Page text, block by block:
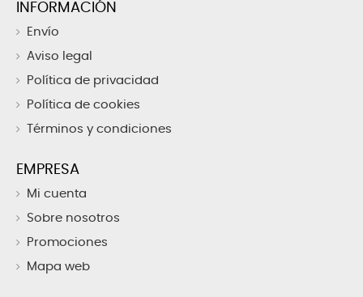
INFORMACIÓN
Envío
Aviso legal
Política de privacidad
Política de cookies
Términos y condiciones
EMPRESA
Mi cuenta
Sobre nosotros
Promociones
Mapa web